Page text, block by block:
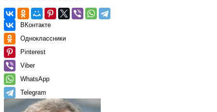
ВКонтакте
Одноклассники
Pinterest
Viber
WhatsApp
Telegram